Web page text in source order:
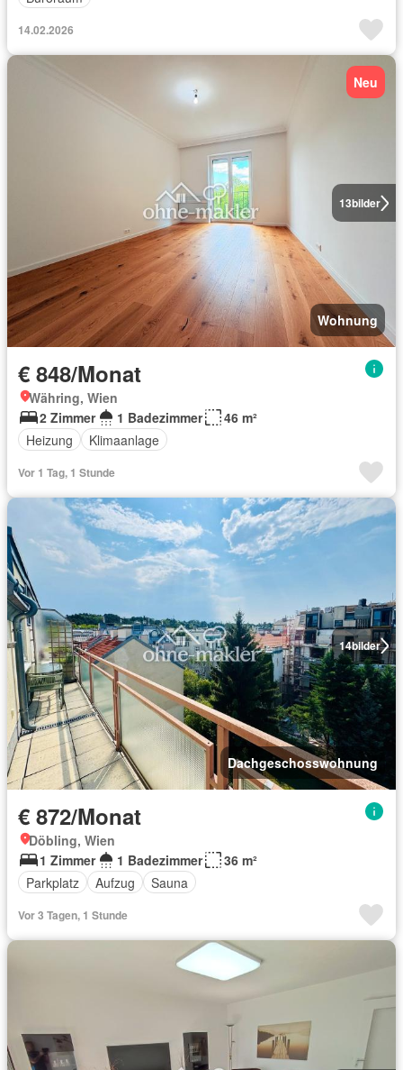
14.02.2026
13bilder
Neu
Wohnung
€ 848/Monat
Währing, Wien
2 Zimmer
1 Badezimmer
46 m²
Heizung
Klimaanlage
Vor 1 Tag, 1 Stunde
14bilder
Dachgeschosswohnung
€ 872/Monat
Döbling, Wien
1 Zimmer
1 Badezimmer
36 m²
Parkplatz
Aufzug Sauna
Vor 3 Tagen, 1 Stunde